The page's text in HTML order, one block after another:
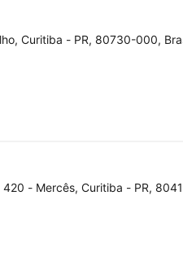
Curitiba - PR, 80730-000,
- Mercês, Curitiba - PR,